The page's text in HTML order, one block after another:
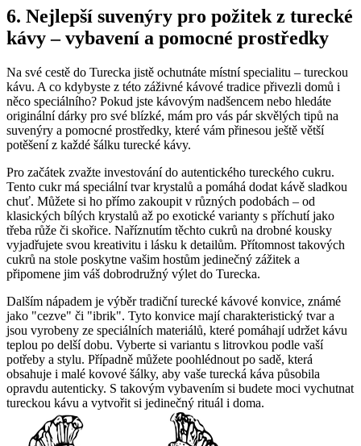
6. Nejlepší⁢ suvenýry pro ​požitek z turecké
kávy – ⁣vybavení‍ a pomocné prostředky
Na své⁢ cestě do Turecka jistě ochutnáte místní specialitu – tureckou
kávu. A co ⁢kdybyste z této záživné kávové tradice‌ přivezli domů i
něco speciálního? Pokud jste kávovým nadšencem nebo hledáte
originální dárky pro své blízké, mám pro vás pár‍ skvělých tipů na
suvenýry a pomocné prostředky, které vám přinesou ještě větší
potěšení z každé šálku turecké ⁢kávy.
Pro začátek zvažte investování do autentického tureckého cukru.
Tento cukr má speciální tvar krystalů a pomáhá​ dodat kávě sladkou
chuť. Můžete si ho přímo zakoupit v různých ​podobách – od
klasických bílých krystalů až po exotické varianty s příchutí jako
třeba růže či skořice. Naříznutím těchto cukrů na drobné kousky
vyjadřujete svou kreativitu i lásku ‌k detailům. Přítomnost takových
‌cukrů na stole poskytne vašim hostům jedinečný zážitek a
připomene‍ jim váš dobrodružný výlet ​do Turecka.
Dalším nápadem je výběr tradiční turecké kávové⁣ konvice, známé
jako "cezve" či "ibrik". Tyto konvice mají ⁣charakteristický tvar a
jsou ​vyrobeny ze speciálních materiálů, které pomáhají udržet kávu
teplou po delší dobu.‍ Vyberte si variantu s litrovkou podle vaší
potřeby a stylu. Případně můžete poohlédnout po ⁢sadě, která
obsahuje i ⁢malé kovové šálky,⁤ aby vaše turecká káva působila
opravdu autenticky. S ⁤takovým⁣ vybavením si budete moci vychutnat
tureckou kávu‌ a vytvořit si jedinečný rituál i doma.